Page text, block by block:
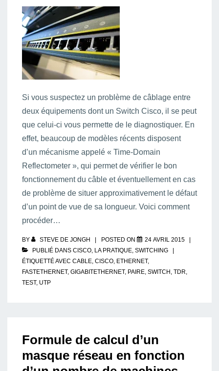
Si vous suspectez un problème de câblage entre
deux équipements dont un Switch Cisco, il se peut
que celui-ci vous permette de le diagnostiquer. En
effet, beaucoup de modèles récents disposent
d’un mécanisme appelé « Time-Domain
Reflectometer », qui permet de vérifier le bon
fonctionnement du câble et éventuellement en cas
de problème de situer approximativement le défaut
d’un point de vue de sa longueur. Voici comment
procéder…
BY STEVE DE JONGH POSTED ON
24 AVRIL 2015
PUBLIÉ DANS CISCO, LA PRATIQUE, SWITCHING
ÉTIQUETTÉ AVEC CABLE, CISCO, ETHERNET,
FASTETHERNET, GIGABITETHERNET, PAIRE, SWITCH , TDR,
TEST, UTP
Formule de calcul d’un
masque réseau en fonction